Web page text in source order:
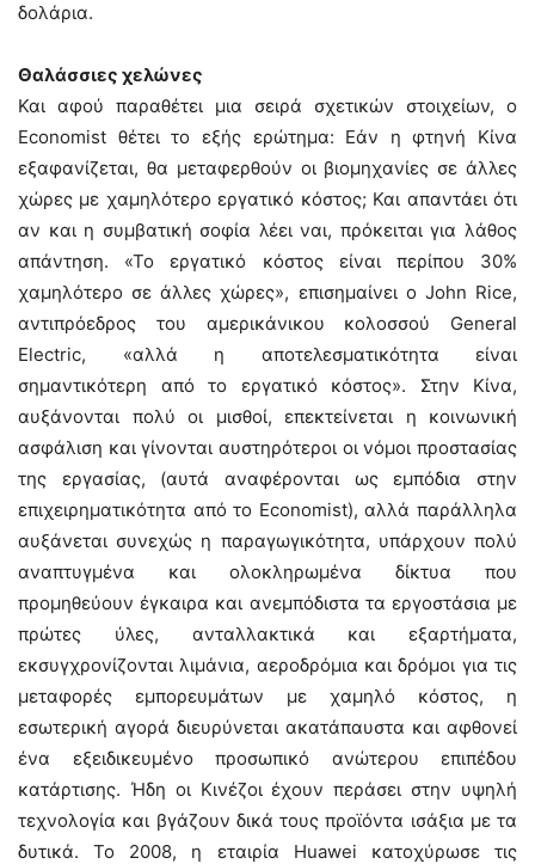
δολάρια.
Θαλάσσιες χελώνες
Και αφού παραθέτει μια σειρά σχετικών στοιχείων, ο
Economist θέτει το εξής ερώτημα: Εάν η φτηνή Κίνα
εξαφανίζεται, θα μεταφερθούν οι βιομηχανίες σε άλλες
χώρες με χαμηλότερο εργατικό κόστος; Και απαντάει ότι
αν και η συμβατική σοφία λέει ναι, πρόκειται για λάθος
απάντηση. «Το εργατικό κόστος είναι περίπου 30%
χαμηλότερο σε άλλες χώρες», επισημαίνει ο John Rice,
αντιπρόεδρος του αμερικάνικου κολοσσού General
Electric, «αλλά η αποτελεσματικότητα είναι
σημαντικότερη από το εργατικό κόστος». Στην Κίνα,
αυξάνονται πολύ οι μισθοί, επεκτείνεται η κοινωνική
ασφάλιση και γίνονται αυστηρότεροι οι νόμοι προστασίας
της εργασίας, (αυτά αναφέρονται ως εμπόδια στην
επιχειρηματικότητα από το Economist), αλλά παράλληλα
αυξάνεται συνεχώς η παραγωγικότητα, υπάρχουν πολύ
αναπτυγμένα και ολοκληρωμένα δίκτυα που
προμηθεύουν έγκαιρα και ανεμπόδιστα τα εργοστάσια με
πρώτες ύλες, ανταλλακτικά και εξαρτήματα,
εκσυγχρονίζονται λιμάνια, αεροδρόμια και δρόμοι για τις
μεταφορές εμπορευμάτων με χαμηλό κόστος, η
εσωτερική αγορά διευρύνεται ακατάπαυστα και αφθονεί
ένα εξειδικευμένο προσωπικό ανώτερου επιπέδου
κατάρτισης. Ήδη οι Κινέζοι έχουν περάσει στην υψηλή
τεχνολογία και βγάζουν δικά τους προϊόντα ισάξια με τα
δυτικά. Το 2008, η εταιρία Huawei κατοχύρωσε τις